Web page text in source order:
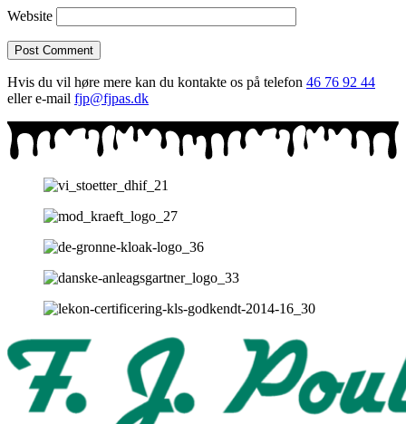
Website
Hvis du vil høre mere kan du kontakte os på telefon 46 76 92 44
eller e-mail fjp@fjpas.dk